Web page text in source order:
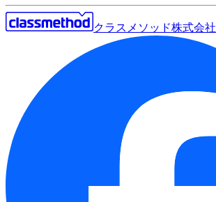
クラスメソッド株式会社